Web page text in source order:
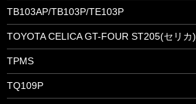
TB103AP/TB103P/TE103P
TOYOTA CELICA GT-FOUR ST205(セリカ)
TPMS
TQ109P